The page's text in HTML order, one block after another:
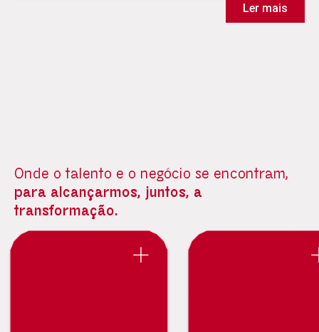
Ler mais
Onde o talento e o negócio se encontram,
para alcançarmos, juntos, a
transformação.